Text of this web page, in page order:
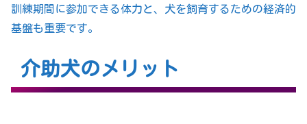
訓練期間に参加できる体力と、犬を飼育するための経済的
基盤も重要です。
介助犬のメリット